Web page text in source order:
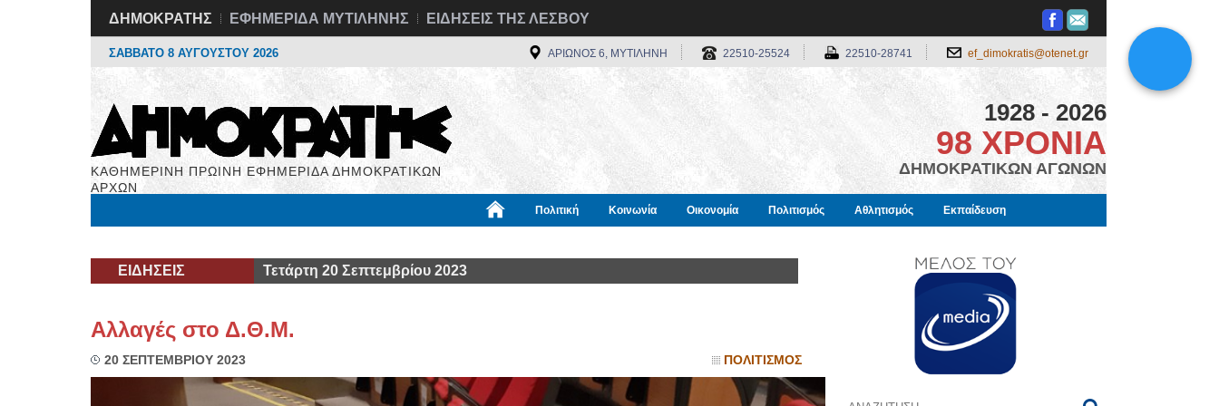
ΔΗΜΟΚΡΑΤΗΣ ΕΦΗΜΕΡΙΔΑ ΜΥΤΙΛΗΝΗΣ ΕΙΔΗΣΕΙΣ ΤΗΣ ΛΕΣΒΟΥ
ΣΑΒΒΑΤΟ 8 ΑΥΓΟΥΣΤΟΥ 2026 ΑΡΙΩΝΟΣ 6, ΜΥΤΙΛΗΝΗ 22510-25524 22510-28741 ef_dimokratis@otenet.gr
ΚΑΘΗΜΕΡΙΝΗ ΠΡΩΙΝΗ ΕΦΗΜΕΡΙΔΑ ΔΗΜΟΚΡΑΤΙΚΩΝ
ΑΡΧΩΝ
1928 - 2026
98 ΧΡΟΝΙΑ
ΔΗΜΟΚΡΑΤΙΚΩΝ ΑΓΩΝΩΝ
Πολιτική Κοινωνία Οικονομία Πολιτισμός Αθλητισμός Εκπαίδευση
ΕΙΔΗΣΕΙΣ Τετάρτη 20 Σεπτεμβρίου 2023
Αλλαγές στο Δ.Θ.Μ.
20 ΣΕΠΤΕΜΒΡΙΟΥ 2023 ΠΟΛΙΤΙΣΜΟΣ